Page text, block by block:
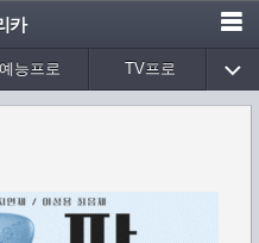
카
예능프로 TV프로
Wetv